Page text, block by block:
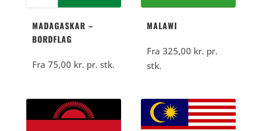
MADAGASKAR –
BORDFLAG
Fra 75,00 kr. pr. stk.
MALAWI
Fra325,00 kr. pr.
stk.